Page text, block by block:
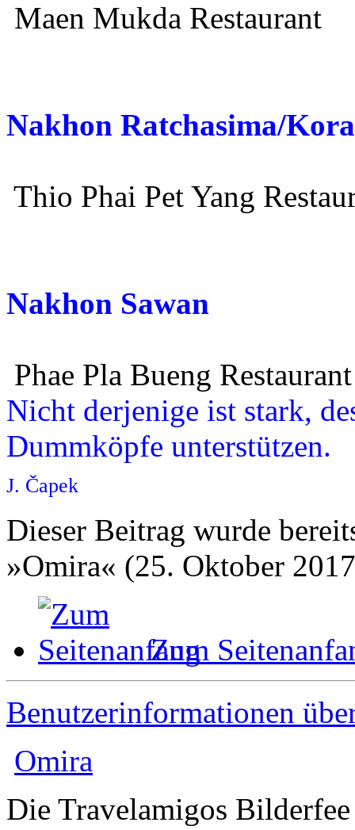
Maen Mukda Restaurant
Nakhon Ratchasima/
Thio Phai Pet Yang
Nakhon Sawan
Phae Pla Bueng Restaurant
Nicht derjenige ist stark,
Dummköpfe unterstützen.
J. Čapek
Dieser Beitrag wurde
»Omira« (25. Oktober
Zum
Benutzerinformationen
Omira
Die Travelamigos Bilderfee